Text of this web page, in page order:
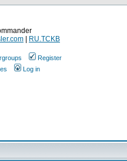
RU.TCKB
Register
Log in